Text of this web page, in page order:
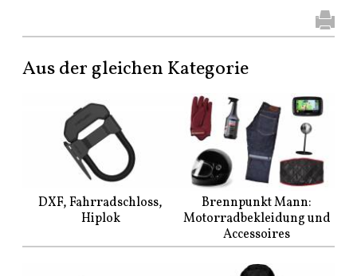
Aus der gleichen Kategorie
DXF, Fahrradschloss,
Hiplok
Brennpunkt Mann:
Motorradbekleidung und
Accessoires